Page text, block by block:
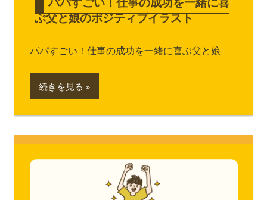
ぶ父と娘のポジティブイラスト
パパすごい！仕事の成功を一緒に喜ぶ父と娘
続きを見る